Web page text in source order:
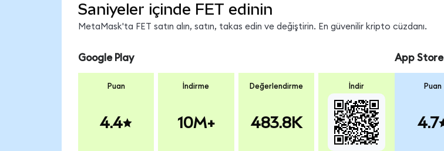
Saniyeler içinde FET edinin
MetaMask'ta FET satın alın, satın, takas edin ve değiştirin. En güvenilir kripto cüzdanı.
Google Play
Puan
4.4
İndirme
10M+
Değerlendirme
483.8K
İndir
App Store
Puan
4.7